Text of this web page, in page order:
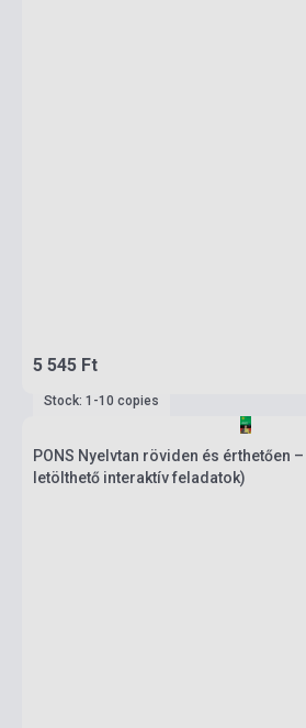
5 545 Ft
Stock: 1-10 copies
PONS Nyelvtan röviden és érthetően
letölthető interaktív feladatok)